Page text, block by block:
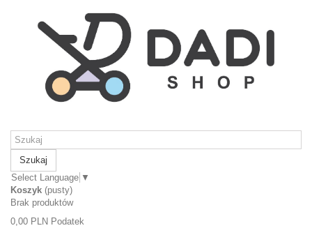
Szukaj
Select Language ▼
Koszyk (pusty)
Brak produktów
0,00 PLN Podatek